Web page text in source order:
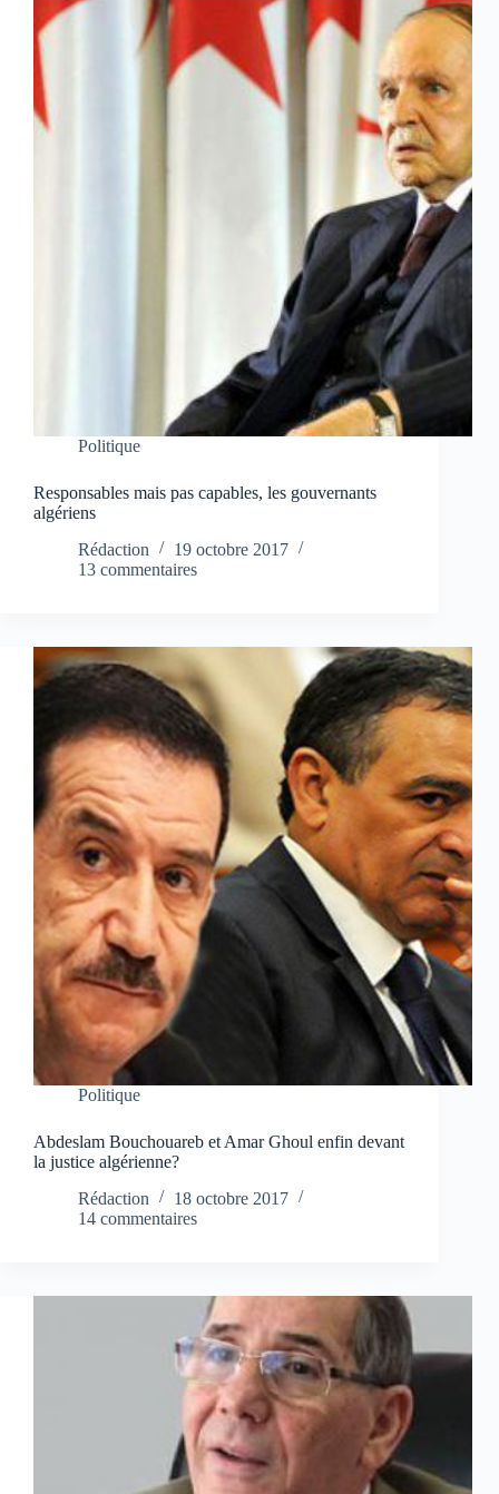
Politique
Responsables mais pas capables, les gouvernants
algériens
Rédaction
19 octobre 2017
13 commentaires
Politique
Abdeslam Bouchouareb et Amar Ghoul enfin devant
la justice algérienne?
Rédaction
18 octobre 2017
14 commentaires